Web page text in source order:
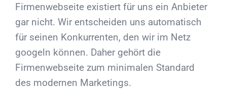
Firmenwebseite existiert für uns ein Anbieter
gar nicht. Wir entscheiden uns automatisch
für seinen Konkurrenten, den wir im Netz
googeln können. Daher gehört die
Firmenwebseite zum minimalen Standard
des modernen Marketings.